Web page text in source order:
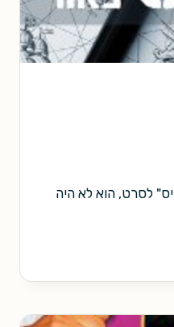
לסרט, הוא לא היה